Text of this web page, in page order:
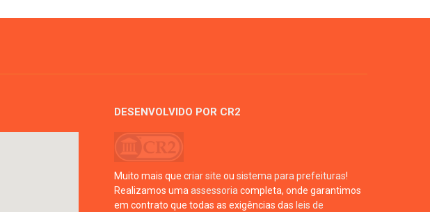
DESENVOLVIDO POR CR2
Muito mais que criar site ou sistema para prefeituras!
Realizamos uma assessoria completa, onde garantimos
em contrato que todas as exigências das leis de